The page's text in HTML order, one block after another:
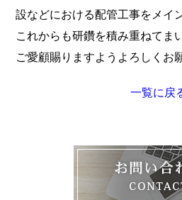
設などにおける配管工事をメイ
これからも研鑽を積み重ねてま
ご愛顧賜りますようよろしくお
一覧に戻